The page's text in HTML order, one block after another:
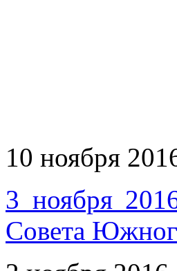
10 ноября
3 ноября
Совета